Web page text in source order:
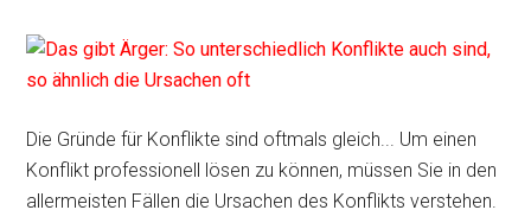
Die Gründe für Konflikte sind oftmals gleich... Um einen
Konflikt professionell lösen zu können, müssen Sie in den
allermeisten Fällen die Ursachen des Konflikts verstehen.